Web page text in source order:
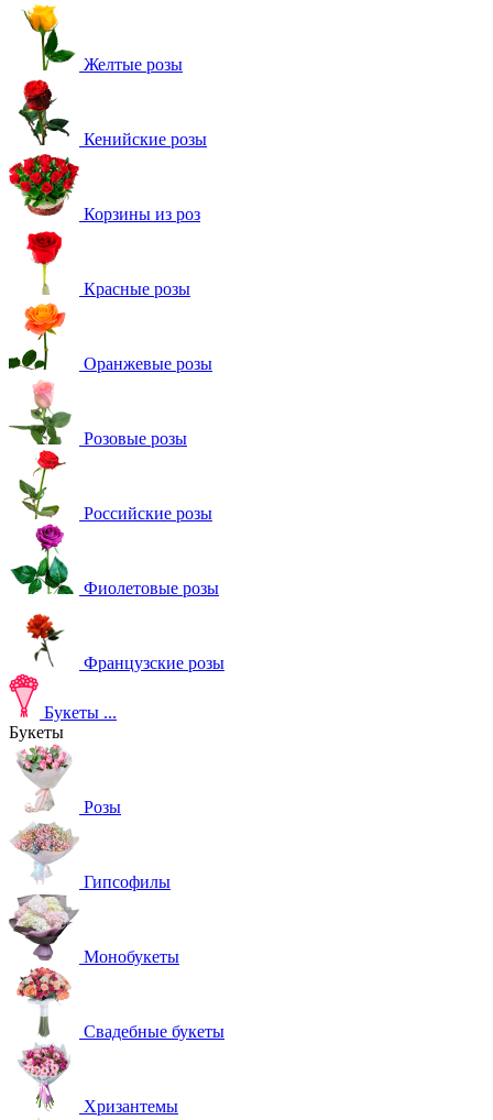
Желтые розы
Кенийские розы
Корзины из роз
Красные розы
Оранжевые розы
Розовые розы
Российские розы
Фиолетовые розы
Французские розы
Букеты ...
Букеты
Розы
Гипсофилы
Монобукеты
Свадебные букеты
Хризантемы